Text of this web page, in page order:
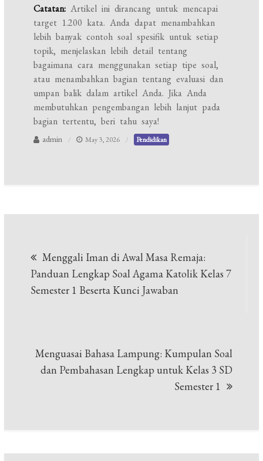
Catatan: Artikel ini dirancang untuk mencapai
target 1.200 kata. Anda dapat menambahkan
lebih banyak contoh soal spesifik untuk setiap
topik, menjelaskan lebih detail tentang
bagaimana cara menggunakan setiap tipe soal,
atau menambahkan bagian tentang evaluasi dan
umpan balik dalam artikel Anda. Jika Anda
membutuhkan pengembangan lebih lanjut pada
bagian tertentu, beri tahu saya!
admin May 3, 2026 Pendidikan
navigation
Menggali Iman di Awal Masa Remaja:
Panduan Lengkap Soal Agama Katolik Kelas 7
Semester 1 Beserta Kunci Jawaban
Menguasai Bahasa Lampung: Kumpulan Soal
dan Pembahasan Lengkap untuk Kelas 3 SD
Semester 1